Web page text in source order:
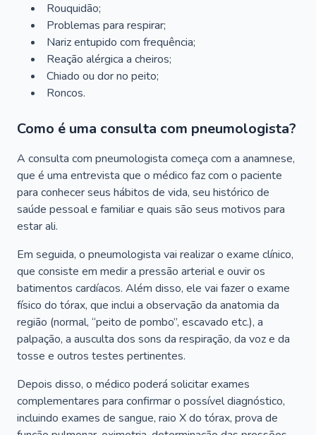
Rouquidão;
Problemas para respirar;
Nariz entupido com frequência;
Reação alérgica a cheiros;
Chiado ou dor no peito;
Roncos.
Como é uma consulta com pneumologista?
A consulta com pneumologista começa com a anamnese,
que é uma entrevista que o médico faz com o paciente
para conhecer seus hábitos de vida, seu histórico de
saúde pessoal e familiar e quais são seus motivos para
estar ali.
Em seguida, o pneumologista vai realizar o exame clínico,
que consiste em medir a pressão arterial e ouvir os
batimentos cardíacos. Além disso, ele vai fazer o exame
físico do tórax, que inclui a observação da anatomia da
região (normal, “peito de pombo”, escavado etc.), a
palpação, a ausculta dos sons da respiração, da voz e da
tosse e outros testes pertinentes.
Depois disso, o médico poderá solicitar exames
complementares para confirmar o possível diagnóstico,
incluindo exames de sangue, raio X do tórax, prova de